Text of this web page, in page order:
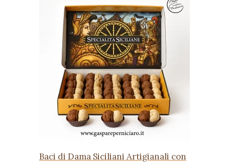
Baci di Dama Siciliani Artigianali con